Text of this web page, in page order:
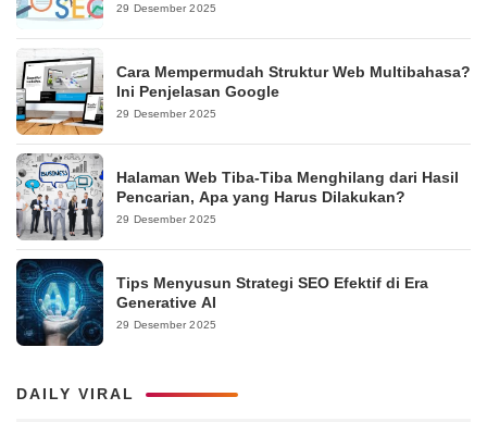
29 Desember 2025
Cara Mempermudah Struktur Web Multibahasa?
Ini Penjelasan Google
29 Desember 2025
Halaman Web Tiba-Tiba Menghilang dari Hasil
Pencarian, Apa yang Harus Dilakukan?
29 Desember 2025
Tips Menyusun Strategi SEO Efektif di Era
Generative AI
29 Desember 2025
DAILY VIRAL